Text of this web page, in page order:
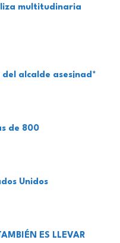
multitudinaria
alcalde ases¡nad*
de 800
Unidos
ES LLEVAR